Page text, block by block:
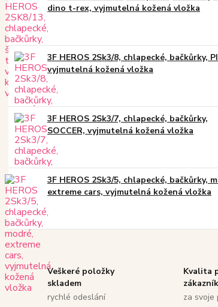
dino t-rex, vyjmutelná kožená vložka
3F HEROS 2Sk3/8, chlapecké, bačkůrky,
vyjmutelná kožená vložka
3F HEROS 2Sk3/7, chlapecké, bačkůrky,
SOCCER, vyjmutelná kožená vložka
3F HEROS 2Sk3/5, chlapecké, bačkůrky,
extreme cars, vyjmutelná kožená vložka
Veškeré položky
skladem
rychlé odeslání
Kvalita
za svoje